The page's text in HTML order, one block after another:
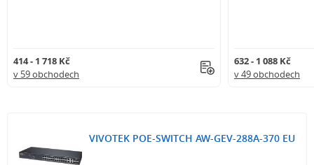
414 - 1 718 Kč
v 59 obchodech
632 - 1 088 Kč
v 49 obchodech
VIVOTEK POE-SWITCH AW-GEV-288A-370 EU